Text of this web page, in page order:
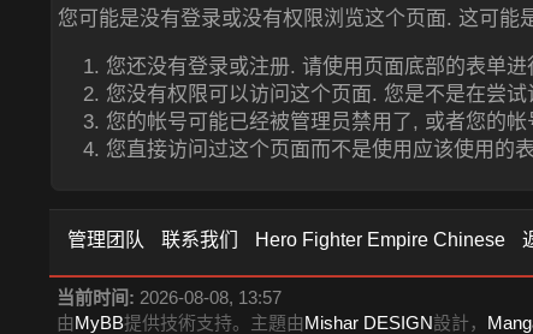
您可能是没有登录或没有权限浏览这个页面. 这可能
您还没有登录或注册. 请使用页面底部的表单进
您没有权限可以访问这个页面. 您是不是在尝
您的帐号可能已经被管理员禁用了, 或者您的帐
您直接访问过这个页面而不是使用应该使用的表
管理团队 联系我们 Hero Fighter Empire Chinese
当前时间: 2026-08-08, 13:57
由MyBB提供技術支持。主題由Mishar DESIGN設計，